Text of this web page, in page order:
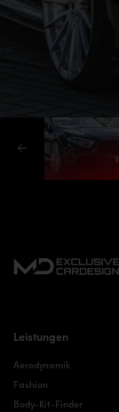
Leistungen
Aerodynamik
Fashion
Body-Kit-Finder